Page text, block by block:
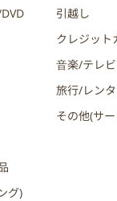
グ)
引越し
クレジット
音楽/テレビ
旅行/レン
その他(サ